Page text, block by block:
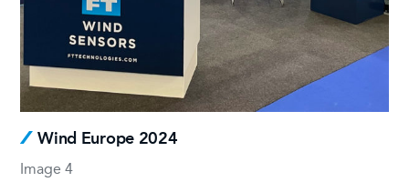
Wind Europe 2024
Image 4